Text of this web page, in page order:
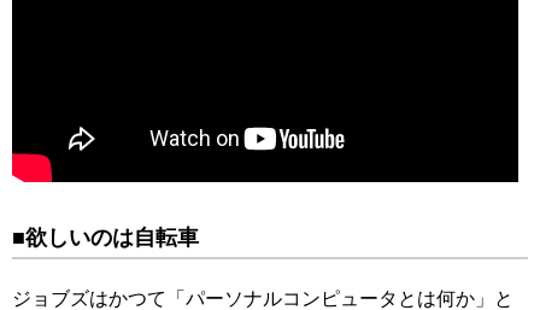
■欲しいのは自転車
ジョブズはかつて「パーソナルコンピュータとは何か」と